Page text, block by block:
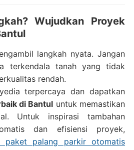
Wujudkan Proyek
langkah nyata. Jangan
terkendala tanah yang tidak
rendah.
terpercaya dan dapatkan
di Bantul untuk memastikan
Untuk inspirasi tambahan
dan efisiensi proyek,
paket palang parkir otomatis